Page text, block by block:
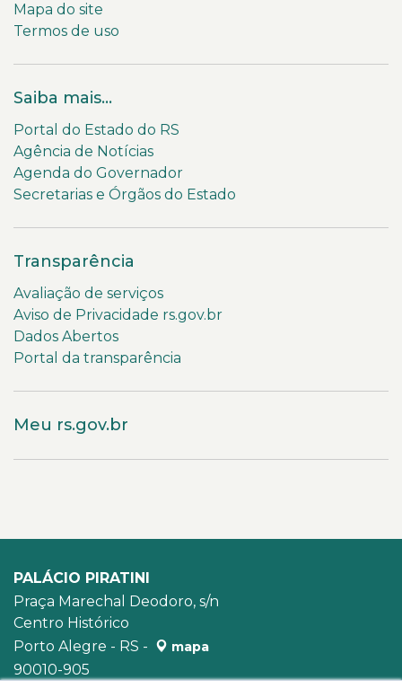
Mapa do site
Termos de uso
Saiba mais...
Portal do Estado do RS
Agência de Notícias
Agenda do Governador
Secretarias e Órgãos do Estado
Transparência
Avaliação de serviços
Aviso de Privacidade rs.gov.br
Dados Abertos
Portal da transparência
Meu rs.gov.br
PALÁCIO PIRATINI
Praça Marechal Deodoro, s/n
Centro Histórico
Porto Alegre - RS -
mapa
90010-905